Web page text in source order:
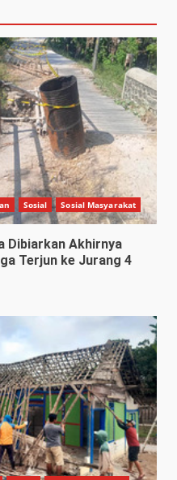
Sosial Sosial Masyarakat
Dibiarkan Akhirnya
Terjun ke Jurang 4